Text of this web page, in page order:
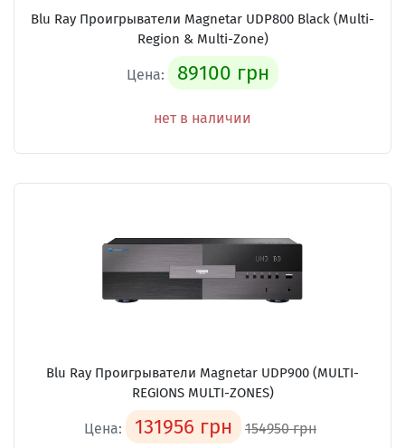
Blu Ray Проигрыватели Magnetar UDP800 Black (Multi-
Region & Multi-Zone)
Цена: 89100 грн
нет в наличии
Blu Ray Проигрыватели Magnetar UDP900 (MULTI-
REGIONS MULTI-ZONES)
Цена: 131956 грн 154950 грн